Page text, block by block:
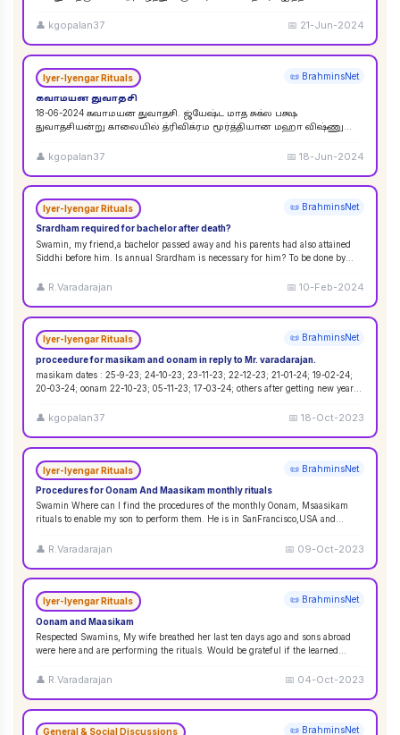
👤 kgopalan37 📅 21-Jun-2024
Iyer-Iyengar Rituals 📜 BrahminsNet
கவாமயன துவாதசி
18-06-2024 கவாமயன துவாதசி. ஜ்யேஷ்ட மாத சுக்ல பக்ஷ
துவாதசியன்று காலையில் த்ரிவிக்ரம மூர்த்தியான மஹா விஷ்ணு
👤 kgopalan37 📅18-Jun-2024
Iyer-Iyengar Rituals 📜 BrahminsNet
Srardham required for bachelor after death?
Swamin, my friend,a bachelor passed away and his parents had also attained
Siddhi before him. Is annual Srardham is necessary for him? To be done by
👤 R.Varadarajan 📅10-Feb-2024
Iyer-Iyengar Rituals 📜 BrahminsNet
proceedure for masikam and oonam in reply to Mr. varadarajan.
masikam dates : 25-9-23; 24-10-23; 23-11-23; 22-12-23; 21-01-24; 19-02-24;
20-03-24; oonam 22-10-23; 05-11-23; 17-03-24; others after getting new year...
👤 kgopalan37 📅18-Oct-2023
Iyer-Iyengar Rituals 📜 BrahminsNet
Procedures for Oonam And Maasikam monthly rituals
Swamin Where can I find the procedures of the monthly Oonam, Msaasikam
rituals to enable my son to perform them. He is in SanFrancisco,USA and
👤 R.Varadarajan 📅 09-Oct-2023
Iyer-Iyengar Rituals 📜 BrahminsNet
Oonam and Maasikam
Respected Swamins, ​​​​​​My wife breathed her last ten days ago and sons abroad
were here and are performing the rituals. Would be grateful if the learned
👤 R.Varadarajan 📅 04-Oct-2023
General & Social Discussions 📜 BrahminsNet